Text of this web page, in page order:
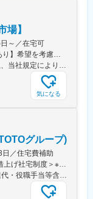
場】
～／在宅可
【京都・滋賀・東京／リモートワーク制度あり】希望を考慮の上、下記いずれかの拠点へ配属■京都事業所（本社）京都府京都市下京区塩小路通堀川東入 オムロン京都センタービル■綾部事業所京都府綾部市中山町鳴谷3-2■桂川事業所京都府向日市寺戸町九ノ坪53番地■京阪奈イノベーションセンタ京都府木津川市木津川台9-1 ＜けいはんな学研都市＞■草津事業所滋賀県草津市西草津2-2-1■東京事業所東京都港区港南2-3-13 品川フロントビル7F※勤務地変更の範囲：国内外の全拠点およびテレワークの就業場所※受動喫煙対策：屋内全面禁煙※当面転勤なし
月給28万円以上※経験・能力などを考慮の上、当社規定により決定します。
気になる
グループ)
／住宅費補助
＜地域手当／住宅費補助※／寒冷地手当※／借上げ社宅制度＞※住宅費補助、寒冷地手当は対象者に限ります。【募集勤務地】■長野ＳＴ■東東京ＳＴ■南東京ＳＴ■富山ＳＴ■名北ＳＴ■広島ＳＴ■横浜ＳＣ■松戸ＳＴ■千葉ＳＴ※ご希望の勤務地を考慮します。
年収460万円～820万円／30歳～39歳／残業代・役職手当等含む 年収300万円～620万円／22歳～29歳／残業代・役職手当等含む